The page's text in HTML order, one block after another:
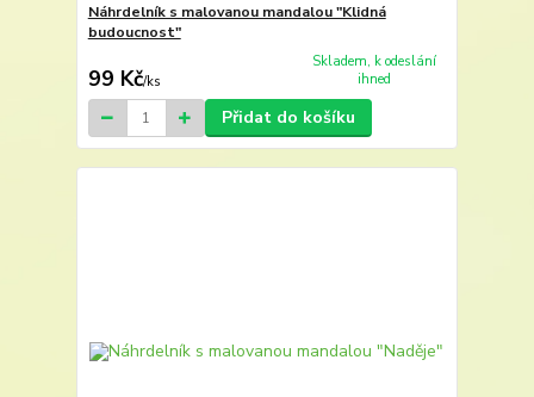
Náhrdelník s malovanou mandalou "Klidná
budoucnost"
99 Kč/ks
Skladem, k odeslání
ihned
Přidat do košíku